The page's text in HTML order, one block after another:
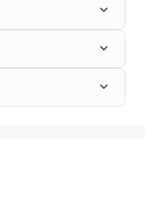
keyboard_arrow_down
keyboard_arrow_down
keyboard_arrow_down